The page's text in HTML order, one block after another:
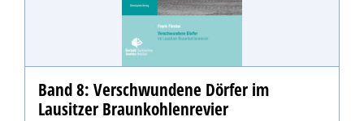
Band 8: Verschwundene Dörfer im
Lausitzer Braunkohlenrevier